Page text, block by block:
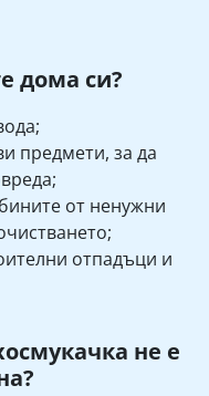
дома си?
предмети, за да
от ненужни
отпадъци и
не е